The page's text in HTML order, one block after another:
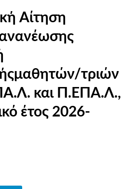
Αίτηση
τριών
και Π.ΕΠΑ.Λ.,
έτος 2026-